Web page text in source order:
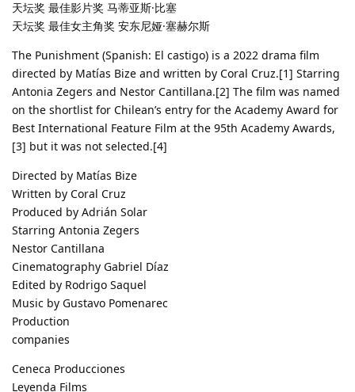
天坛奖 最佳影片奖 马蒂亚斯·比塞
天坛奖 最佳女主角奖 安东尼娅·塞赫尔斯
The Punishment (Spanish: El castigo) is a 2022 drama film
directed by Matías Bize and written by Coral Cruz.[1] Starring
Antonia Zegers and Nestor Cantillana.[2] The film was named
on the shortlist for Chilean’s entry for the Academy Award for
Best International Feature Film at the 95th Academy Awards,
[3] but it was not selected.[4]
Directed by Matías Bize
Written by Coral Cruz
Produced by Adrián Solar
Starring Antonia Zegers
Nestor Cantillana
Cinematography Gabriel Díaz
Edited by Rodrigo Saquel
Music by Gustavo Pomenarec
Production
companies
Ceneca Producciones
Leyenda Films